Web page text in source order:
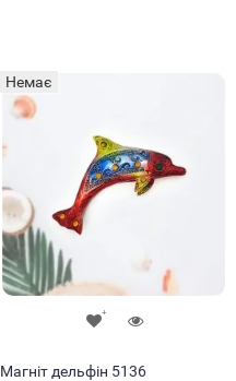
Немає
Магніт дельфін 5136